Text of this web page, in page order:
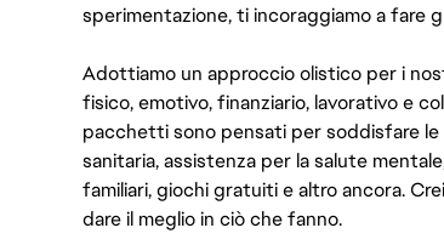
sperimentazione, ti incoraggiamo a fare
Adottiamo un approccio olistico per i
fisico, emotivo, finanziario, lavorativo e
pacchetti sono pensati per soddisfare
sanitaria, assistenza per la salute
familiari, giochi gratuiti e altro ancora.
dare il meglio in ciò che fanno.